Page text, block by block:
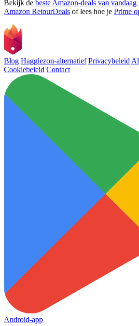
Bekijk de beste Amazon-deals van vandaag
Amazon RetourDeals of lees hoe je Prime
Blog Hagglezon-alternatief Privacybeleid
Cookiebeleid Contact
Android-app